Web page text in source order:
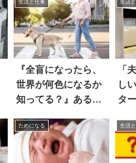
生活と仕事
『全盲になったら、
世界が何色になるか
知ってる？』ある呟
生活
「
し
タ
ためになる 生活